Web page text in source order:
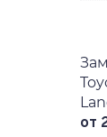
от